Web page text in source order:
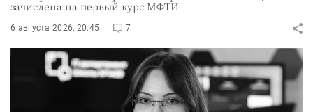
зачислена на первый курс МФТИ
6 августа 2026, 20:45 7